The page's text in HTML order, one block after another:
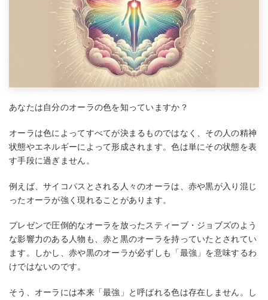
あなたは自分のオーラの色を知っていますか？
オーラは色によってすべてが決まるものではなく、その人の精神
状態やエネルギーによって形成されます。色は単にその状態を表
す手段に過ぎません。
例えば、サイコパスとされる人々のオーラは、赤や黒が入り混じ
ったオーラが強く現れることがあります。
プレゼンで圧倒的なオーラを放ったスティーブ・ジョブズのよう
な影響力のある人物も、赤と黒のオーラを持っていたとされてい
ます。しかし、赤や黒のオーラが必ずしも「最強」を意味するわ
けではないのです。
そう、オーラには本来「最強」と呼ばれる色は存在しません。し